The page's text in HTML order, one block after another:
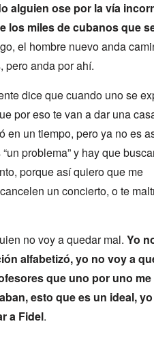
alguien ose por la vía
los miles de cubanos que
el hombre nuevo anda
pero anda por ahí.
dice que cuando uno se
por eso te van a dar una
en un tiempo, pero ya no es
problema” y hay que
porque así quiero que me
un concierto, o te
no voy a quedar mal. Yo
alfabetizó, yo no voy a
que uno por uno me
esto que es un ideal,
a Fidel.